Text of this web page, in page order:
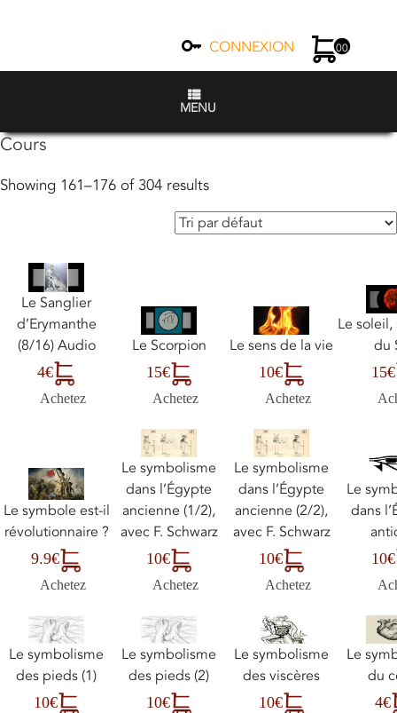
CONNEXION 00
MENU
Cours
Showing 161–176 of 304 results
Le Sanglier
d’Erymanthe
(8/16) Audio
4€
Achetez
Le Scorpion
15€
Achetez
Le sens de la vie
10€
Achetez
Le
du
15€
Le symbole est-il
révolutionnaire ?
9.9€
Achetez
Le symbolisme
dans l’Égypte
ancienne (1/2),
avec F. Schwarz
10€
Achetez
Le symbolisme
dans l’Égypte
ancienne (2/2),
avec F. Schwarz
10€
Achetez
Le
dans
10€
Le symbolisme
des pieds (1)
10€
Le symbolisme
des pieds (2)
10€
Le symbolisme
des viscères
10€
Le
du
4€